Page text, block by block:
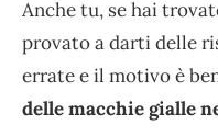
Anche tu, se hai
provato a darti delle
errate e il motivo è
delle macchie gialle